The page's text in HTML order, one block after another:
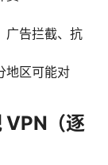
广告拦截、抗
地区可能对
VPN（逐